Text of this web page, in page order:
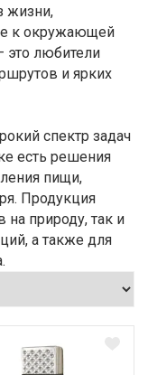
жизни,
к окружающей
это любители
и ярких
спектр задач
есть решения
пищи,
Продукция
на природу, так и
а также для